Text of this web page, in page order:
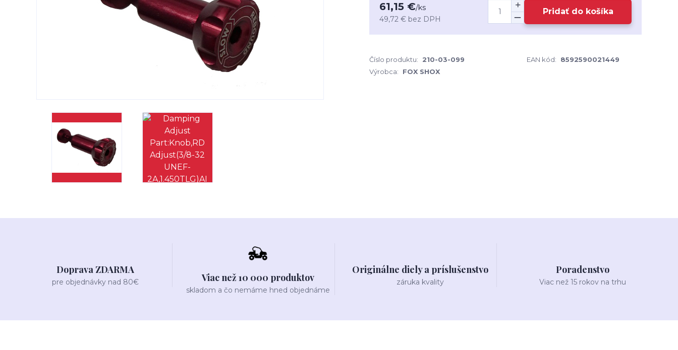
61,15 €/ks
49,72 € bez DPH
Pridať do košíka
Číslo produktu: 210-03-099 EAN kód:
8592590021449
Výrobca:
FOX SHOX
Doprava ZDARMA
pre objednávky nad 80€ Viac než 10 000 produktov
skladom a čo nemáme hned objednáme
Originálne diely a príslušenstvo
záruka kvality
Poradenstvo
Viac než 15 rokov na trhu